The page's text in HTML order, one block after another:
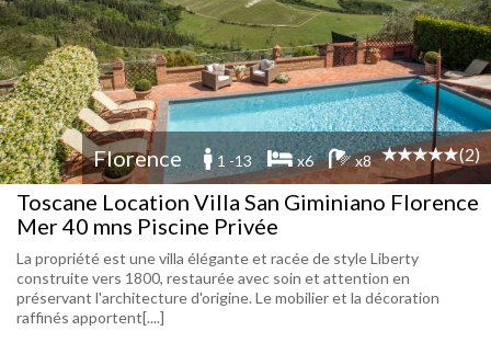
Florence 1 -13 x6 x8 (2)
Toscane Location Villa San Giminiano Florence
Mer 40 mns Piscine Privée
La propriété est une villa élégante et racée de style Liberty
construite vers 1800, restaurée avec soin et attention en
préservant l'architecture d'origine. Le mobilier et la décoration
raffinés apportent[....]